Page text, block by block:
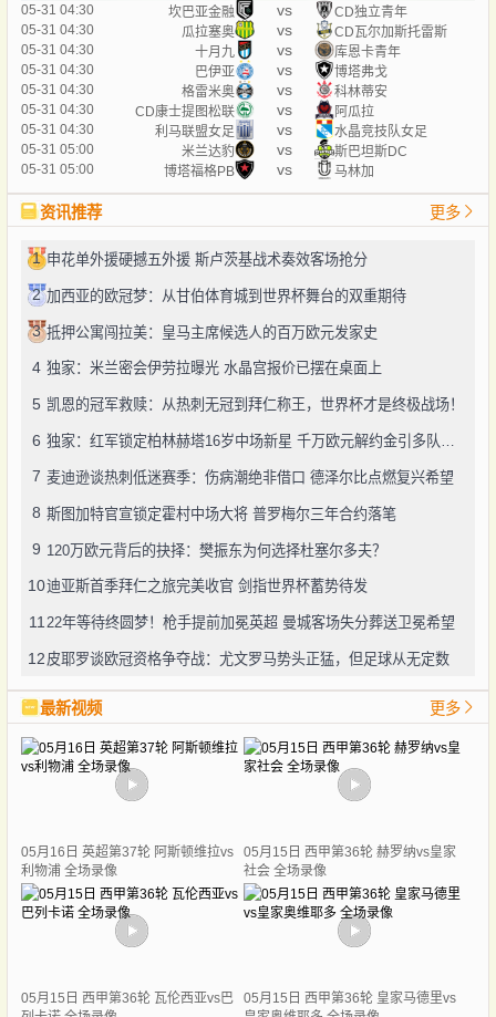
05-31 04:30 坎巴亚金融 vs
CD独立青年
05-31 04:30
瓜拉塞奥 vs
CD瓦尔加斯托雷斯
05-31 04:30
十月九 vs
库恩卡青年
05-31 04:30
巴伊亚 vs
博塔弗戈
05-31 04:30
格雷米奥 vs
科林蒂安
05-31 04:30
CD康士提图松联 vs
阿瓜拉
05-31 04:30
利马联盟女足 vs
水晶竞技队女足
05-31 05:00
米兰达豹 vs
斯巴坦斯DC
05-31 05:00
博塔福格PB vs 马林加
资讯推荐 更多
1 申花单外援硬撼五外援 斯卢茨基战术奏效客场抢分
2 加西亚的欧冠梦：从甘伯体育城到世界杯舞台的双重期待
3 抵押公寓闯拉美：皇马主席候选人的百万欧元发家史
4 独家：米兰密会伊劳拉曝光 水晶宫报价已摆在桌面上
5 凯恩的冠军救赎：从热刺无冠到拜仁称王，世界杯才是终极战场！
6 独家：红军锁定柏林赫塔16岁中场新星 千万欧元解约金引多队角逐
7 麦迪逊谈热刺低迷赛季：伤病潮绝非借口 德泽尔比点燃复兴希望
8 斯图加特官宣锁定霍村中场大将 普罗梅尔三年合约落笔
9 120万欧元背后的抉择：樊振东为何选择杜塞尔多夫？
10迪亚斯首季拜仁之旅完美收官 剑指世界杯蓄势待发
11 22年等待终圆梦！枪手提前加冕英超 曼城客场失分葬送卫冕希望
12 皮耶罗谈欧冠资格争夺战：尤文罗马势头正猛，但足球从无定数
最新视频 更多
05月16日 英超第37轮 阿斯顿维拉vs
利物浦 全场录像
05月15日 西甲第36轮 赫罗纳vs皇家
社会 全场录像
05月15日 西甲第36轮 瓦伦西亚vs巴
05月15日 西甲第36轮 皇家马德里vs